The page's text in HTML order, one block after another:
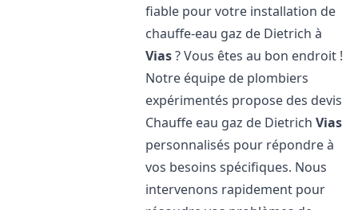
fiable pour votre installation de
chauffe-eau gaz de Dietrich à
Vias? Vous êtes au bon endroit !
Notre équipe de plombiers
expérimentés propose des devis
Chauffe eau gaz de DietrichVias
personnalisés pour répondre à
vos besoins spécifiques. Nous
intervenons rapidement pour